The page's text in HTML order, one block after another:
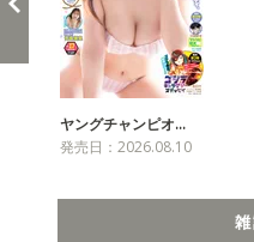
ヤングチャンピオ…
発売日：2026.08.10